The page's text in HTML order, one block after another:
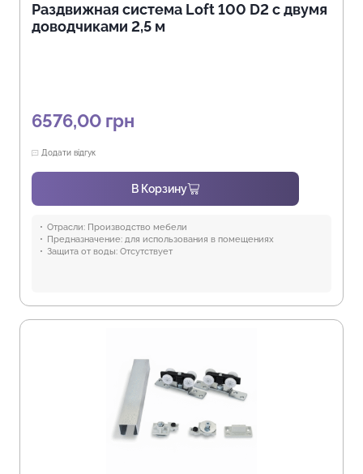
Раздвижная система Loft 100 D2 с двумя
доводчиками 2,5 м
6576,00 грн
Додати відгук
В Корзину
Отрасли: Производство мебели
Предназначение: для использования в помещениях
Защита от воды: Отсутствует